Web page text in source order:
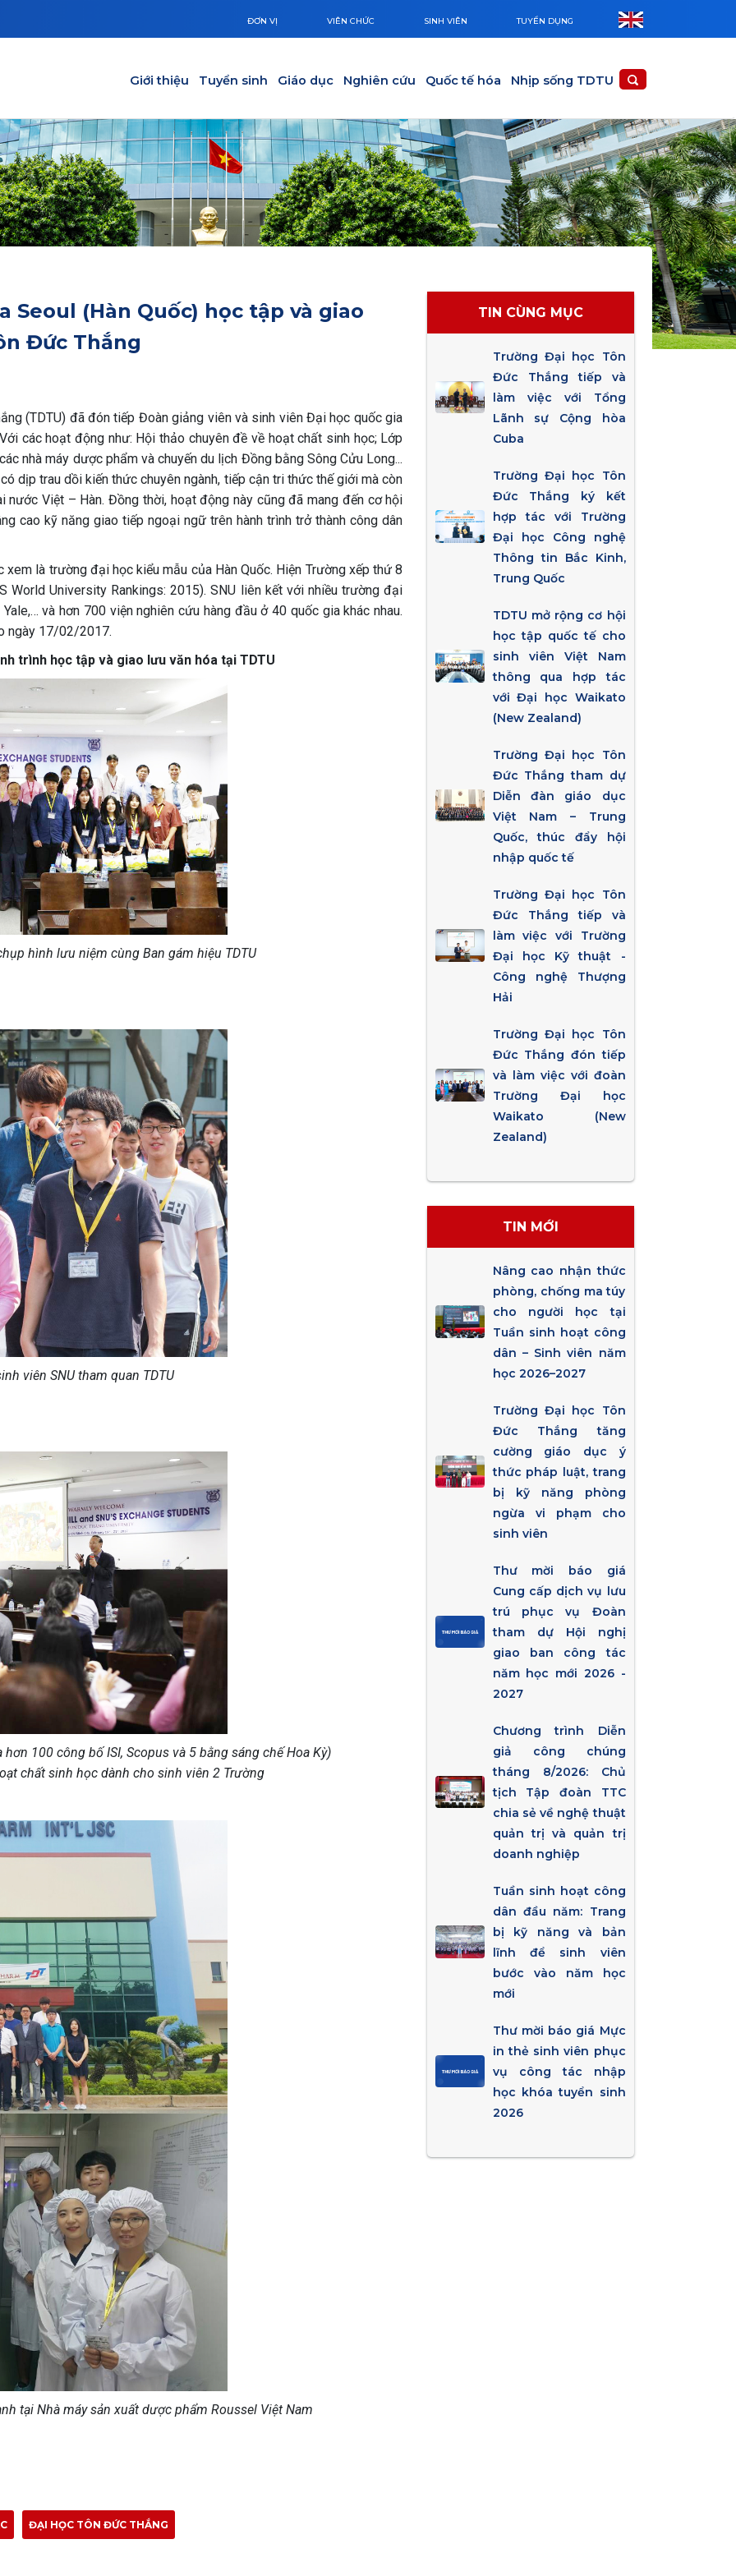
ĐƠN VỊ VIÊN CHỨC SINH VIÊN TUYỂN DỤNG
Giới thiệu Tuyển sinh Giáo dục Nghiên cứu Quốc tế hóa Nhịp sống TDTU
Seoul (Hàn Quốc) học tập và giao
Đức Thắng
(TDTU) đã đón tiếp Đoàn giảng viên và sinh viên Đại học quốc gia
các hoạt động như: Hội thảo chuyên đề về hoạt chất sinh học; Lớp
nhà máy dược phẩm và chuyến du lịch Đồng bằng Sông Cửu Long...
dịp trau dồi kiến thức chuyên ngành, tiếp cận tri thức thế giới mà còn
nước Việt – Hàn. Đồng thời, hoạt động này cũng đã mang đến cơ hội
cao kỹ năng giao tiếp ngoại ngữ trên hành trình trở thành công dân
là trường đại học kiểu mẫu của Hàn Quốc. Hiện Trường xếp thứ 8
World University Rankings: 2015). SNU liên kết với nhiều trường đại
và hơn 700 viện nghiên cứu hàng đầu ở 40 quốc gia khác nhau.
ngày 17/02/2017.
trình học tập và giao lưu văn hóa tại TDTU
hình lưu niệm cùng Ban gám hiệu TDTU
viên SNU tham quan TDTU
100 công bố ISI, Scopus và 5 bằng sáng chế Hoa Kỳ)
chất sinh học dành cho sinh viên 2 Trường
tại Nhà máy sản xuất dược phẩm Roussel Việt Nam
ĐẠI HỌC TÔN ĐỨC THẮNG
TIN CÙNG MỤC
Trường Đại học Tôn
Đức Thắng tiếp và
làm việc với Tổng
Lãnh sự Cộng hòa
Cuba
Trường Đại học Tôn
Đức Thắng ký kết
hợp tác với Trường
Đại học Công nghệ
Thông tin Bắc Kinh,
Trung Quốc
TDTU mở rộng cơ hội
học tập quốc tế cho
sinh viên Việt Nam
thông qua hợp tác
với Đại học Waikato
(New Zealand)
Trường Đại học Tôn
Đức Thắng tham dự
Diễn đàn giáo dục
Việt Nam – Trung
Quốc, thúc đẩy hội
nhập quốc tế
Trường Đại học Tôn
Đức Thắng tiếp và
làm việc với Trường
Đại học Kỹ thuật -
Công nghệ Thượng
Hải
Trường Đại học Tôn
Đức Thắng đón tiếp
và làm việc với đoàn
Trường Đại học
Waikato (New
Zealand)
TIN MỚI
Nâng cao nhận thức
phòng, chống ma túy
cho người học tại
Tuần sinh hoạt công
dân – Sinh viên năm
học 2026–2027
Trường Đại học Tôn
Đức Thắng tăng
cường giáo dục ý
thức pháp luật, trang
bị kỹ năng phòng
ngừa vi phạm cho
sinh viên
Thư mời báo giá
Cung cấp dịch vụ lưu
trú phục vụ Đoàn
tham dự Hội nghị
giao ban công tác
năm học mới 2026 -
2027
Chương trình Diễn
giả công chúng
tháng 8/2026: Chủ
tịch Tập đoàn TTC
chia sẻ về nghệ thuật
quản trị và quản trị
doanh nghiệp
Tuần sinh hoạt công
dân đầu năm: Trang
bị kỹ năng và bản
lĩnh để sinh viên
bước vào năm học
mới
Thư mời báo giá Mực
in thẻ sinh viên phục
vụ công tác nhập
học khóa tuyển sinh
2026